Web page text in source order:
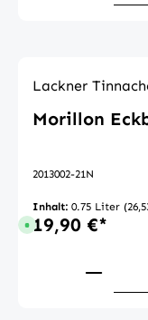
Lackner
Morillon
2013002-21N
Inhalt: 0.75 Liter
Sofort verfügbar,
19,90 €*